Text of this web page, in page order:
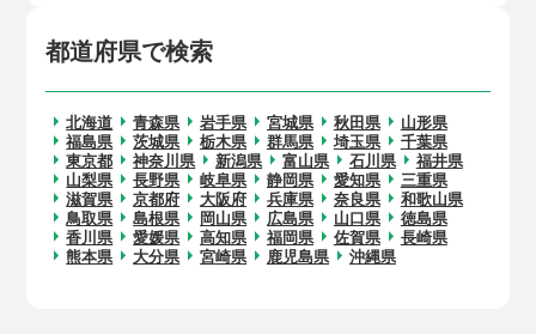
都道府県で検索
北海道 青森県 岩手県 宮城県 秋田県
山形県
福島県
茨城県 栃木県 群馬県 埼玉県
千葉県
東京都
神奈川県 新潟県 富山県 石川県
福井県
山梨県
長野県 岐阜県 静岡県 愛知県
三重県
滋賀県
京都府 大阪府 兵庫県 奈良県
和歌山県
鳥取県
島根県 岡山県 広島県 山口県
徳島県
香川県
愛媛県 高知県 福岡県 佐賀県
長崎県
熊本県
大分県 宮崎県 鹿児島県 沖縄県